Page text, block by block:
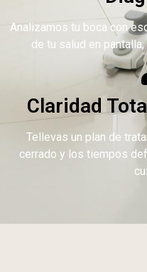
Analizamos tu boca con
de tu salud en
Claridad
Tellevas un plan de
cerrado y los tiempos